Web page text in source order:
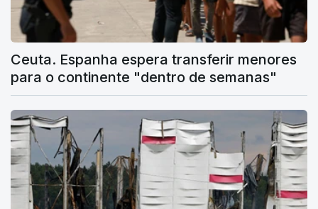
Ceuta. Espanha espera transferir menores
para o continente "dentro de semanas"